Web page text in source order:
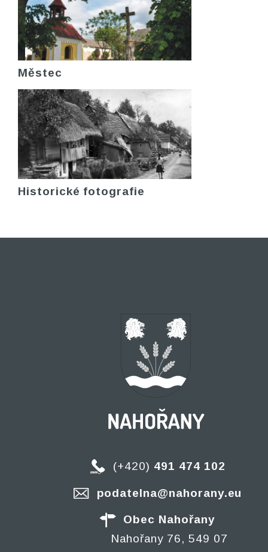
Městec
Historické fotografie
(+420) 491 474 102
podatelna@nahorany.eu
Obec Nahořany
Nahořany 76, 549 07